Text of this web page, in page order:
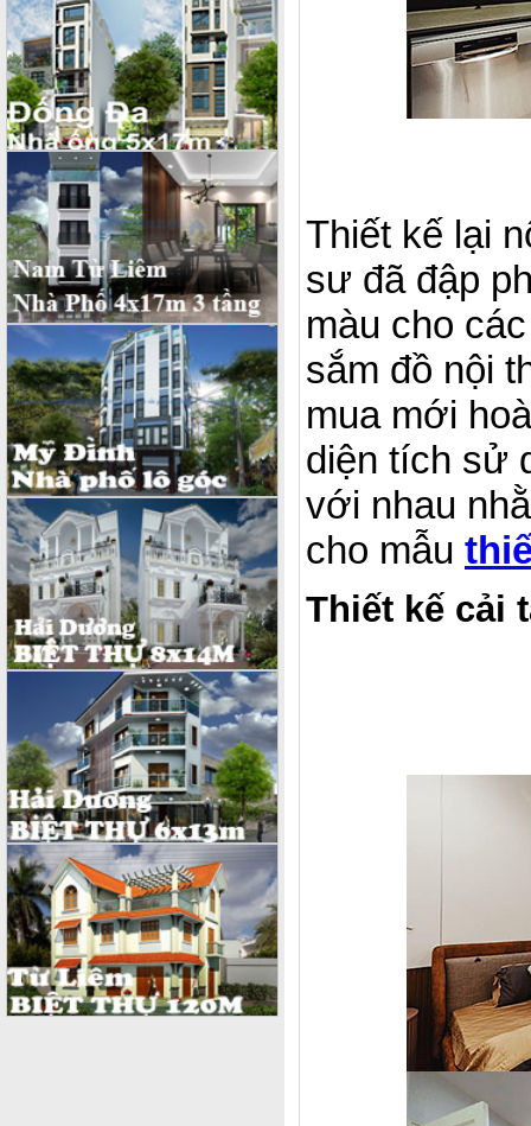
Thiết kế lại
sư đã đập
màu cho
sắm đồ nội
mua mới
diện tích sử
với nhau
cho mẫu
Thiết kế cải